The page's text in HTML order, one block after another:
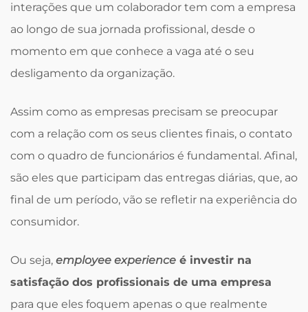
interações que um colaborador tem com a empresa
ao longo de sua jornada profissional, desde o
momento em que conhece a vaga até o seu
desligamento da organização.
Assim como as empresas precisam se preocupar
com a relação com os seus clientes finais, o contato
com o quadro de funcionários é fundamental. Afinal,
são eles que participam das entregas diárias, que, ao
final de um período, vão se refletir na experiência do
consumidor.
Ou seja, employee experience é investir na
satisfação dos profissionais de uma empresa
para que eles foquem apenas o que realmente